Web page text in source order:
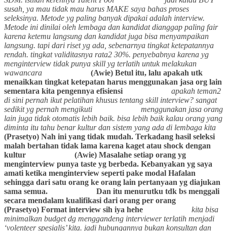
susah, ya mau tidak mau harus MAKE saya bahas proses
seleksinya. Metode yg paling banyak dipakai adalah interview.
Metode ini dinilai oleh lembaga dan kandidat dianggap paling fair
karena ketemu langsung dan kandidat juga bisa menyampaikan
langsung. tapi dari riset yg ada, sebenarnya tingkat ketepatannya
rendah. tingkat validitasnya rata2 30%. penyebabnya karena yg
menginterview tidak punya skill yg terlatih untuk melakukan
wawancara (Awie) Betul itu, lalu apakah utk
menaikkan tingkat ketepatan harus menggunakan jasa org lain
sementara kita pengennya efisiensi apakah teman2
di sini pernah ikut pelatihan khusus tentang skill interview? sangat
sedikit yg pernah mengikuti menggunakan jasa orang
lain juga tidak otomatis lebih baik. bisa lebih baik kalau orang yang
diminta itu tahu benar kultur dan sistem yang ada di lembaga kita
(Prasetyo) Nah ini yang tidak mudah. Terkadang hasil seleksi
malah bertahan tidak lama karena kaget atau shock dengan
kultur (Awie) Masalahe setiap orang yg
menginterview punya taste yg berbeda. Kebanyakan yg saya
amati ketika menginterview seperti pake modal Hafalan
sehingga dari satu orang ke orang lain pertanyaan yg diajukan
sama semua. Dan itu menurutku tdk bs menggali
secara mendalam kualifikasi dari orang per orang
(Prasetyo) Format interview sih iya hehe kita bisa
minimalkan budget dg menggandeng interviewer terlatih menjadi
‘volenteer spesialis’ kita. jadi hubungannya bukan konsultan dan